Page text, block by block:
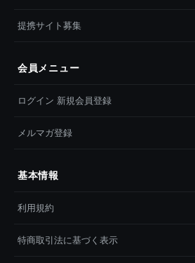
提携サイト募集
会員メニュー
ログイン 新規会員登録
メルマガ登録
基本情報
利用規約
特商取引法に基づく表示